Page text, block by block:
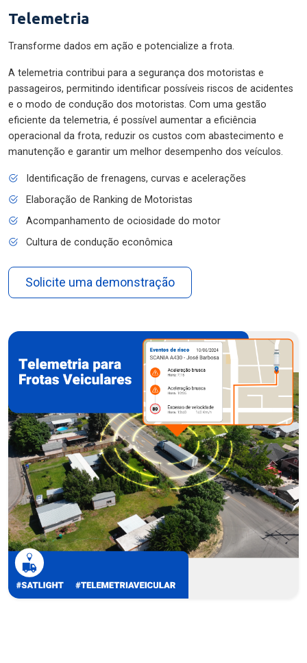
Telemetria
Transforme dados em ação e potencialize a frota.
A telemetria contribui para a segurança dos motoristas e
passageiros, permitindo identificar possíveis riscos de acidentes
e o modo de condução dos motoristas. Com uma gestão
eficiente da telemetria, é possível aumentar a eficiência
operacional da frota, reduzir os custos com abastecimento e
manutenção e garantir um melhor desempenho dos veículos.
Identificação de frenagens, curvas e acelerações
Elaboração de Ranking de Motoristas
Acompanhamento de ociosidade do motor
Cultura de condução econômica
Solicite uma demonstração